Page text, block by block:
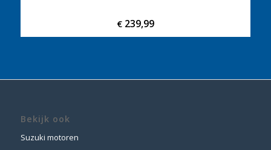
€239,99
Bekijk ook
Suzuki motoren